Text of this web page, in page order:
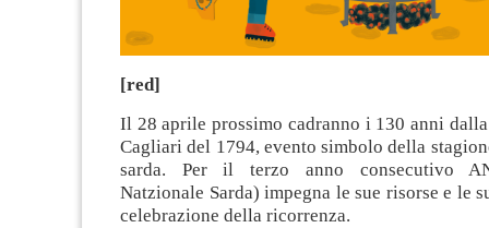
[red]
Il 28 aprile prossimo cadranno i 130 anni
Cagliari del 1794, evento simbolo della
sarda. Per il terzo anno consecutivo
Natzionale Sarda) impegna le sue risorse e le
celebrazione della ricorrenza.